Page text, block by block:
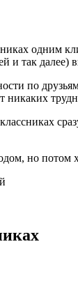
одним
и так далее)
по
никаких
но потом